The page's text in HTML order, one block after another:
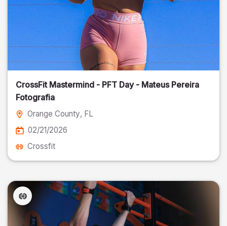
CrossFit Mastermind - PFT Day - Mateus Pereira
Fotografia
Orange County, FL
02/21/2026
Crossfit